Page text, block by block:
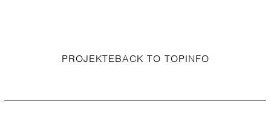
PROJEKTEBACK TO TOPINFO